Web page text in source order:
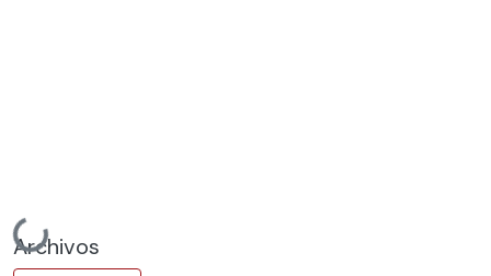
Cargando...
Archivos